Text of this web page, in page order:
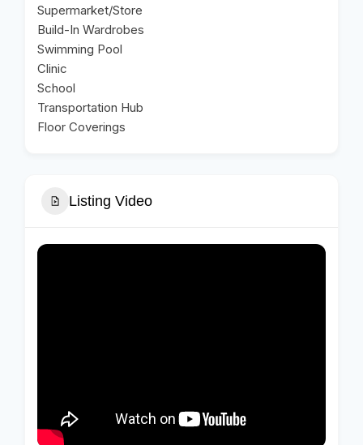
Supermarket/Store
Build-In Wardrobes
Swimming Pool
Clinic
School
Transportation Hub
Floor Coverings
Listing Video